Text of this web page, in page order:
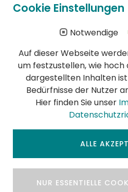
Downloads
WIR SIND ZERTIFIZIERT
Schon immer hatte die
Schädlingsbekämpfung
DIN EN ISO 900l:2015
DIN EN ISO 14001:2015
DIN EN 16636:2015 Zertifikat
Cookie Einstellungen
Notwendige
Auf dieser Webseite
um festzustellen, wie
dargestellten Inhalten ist
Bedürfnisse der Nutzer
Hier finden Sie unser
ALLE
NUR ESSENTIELLE